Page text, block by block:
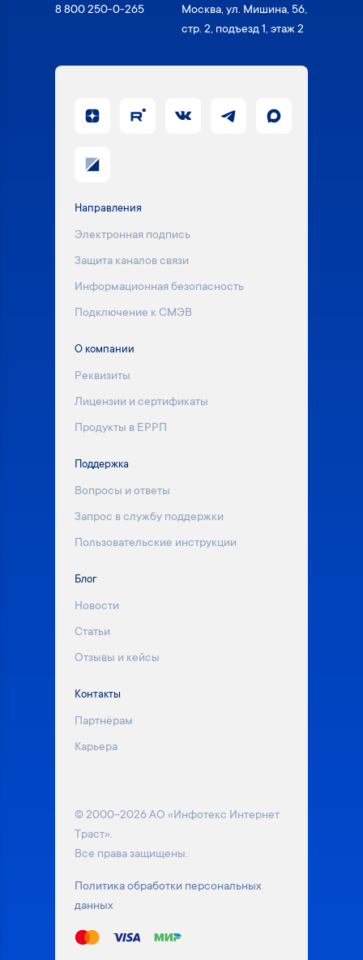
8 800 250-0-265
Москва, ул. Мишина, 56,
стр. 2, подъезд 1, этаж 2
Направления
Электронная подпись
Защита каналов связи
Информационная безопасность
Подключение к СМЭВ
О компании
Реквизиты
Лицензии и сертификаты
Продукты в ЕРРП
Поддержка
Вопросы и ответы
Запрос в службу поддержки
Пользовательские инструкции
Блог
Новости
Статьи
Отзывы и кейсы
Контакты
Партнёрам
Карьера
© 2000–2026 АО «Инфотекс Интернет
Траст».
Все права защищены.
Политика обработки персональных
данных